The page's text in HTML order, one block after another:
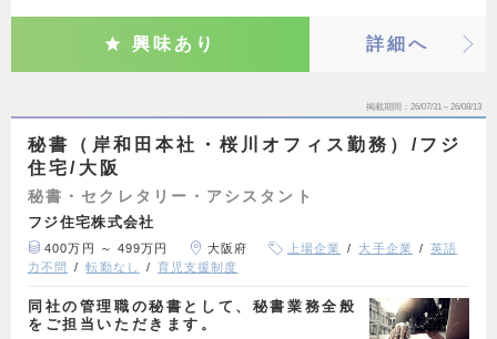
興味あり 詳細へ
掲載期間 26/07/31～26/08/13
秘書（岸和田本社・桜川オフィス勤務）/フジ
住宅/大阪
秘書・セクレタリー・アシスタント
フジ住宅株式会社
400万円 ～ 499万円 大阪府 上場企業 大手企業
英語
力不問
転勤なし 育児支援制度
同社の管理職の秘書として、秘書業務全般
をご担当いただきます。